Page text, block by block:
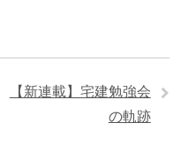
【新連載】宅建勉強会
の軌跡